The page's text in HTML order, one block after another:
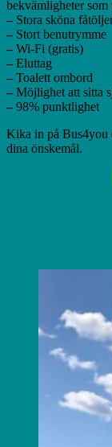
bekvämligheter
– Stora sköna
– Stort benutrymme
– Wi-Fi (gratis)
– Eluttag
– Toalett ombord
– Möjlighet att sitta
– 98% punktlighet
Kika in på Bus4you
dina önskemål.